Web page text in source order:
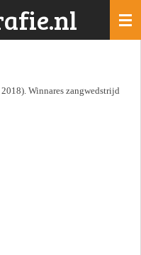
Winnares zangwedstrijd